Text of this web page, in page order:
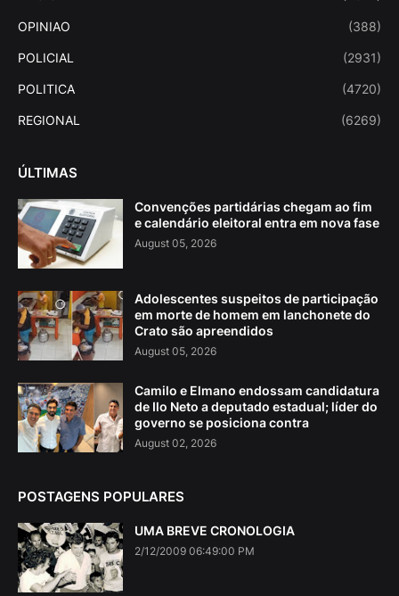
OPINIAO (388)
POLICIAL (2931)
POLITICA (4720)
REGIONAL (6269)
ÚLTIMAS
Convenções partidárias chegam ao fim
e calendário eleitoral entra em nova fase
August 05, 2026
Adolescentes suspeitos de participação
em morte de homem em lanchonete do
Crato são apreendidos
August 05, 2026
Camilo e Elmano endossam candidatura
de Ilo Neto a deputado estadual; líder do
governo se posiciona contra
August 02, 2026
POSTAGENS POPULARES
UMA BREVE CRONOLOGIA
2/12/2009 06:49:00 PM